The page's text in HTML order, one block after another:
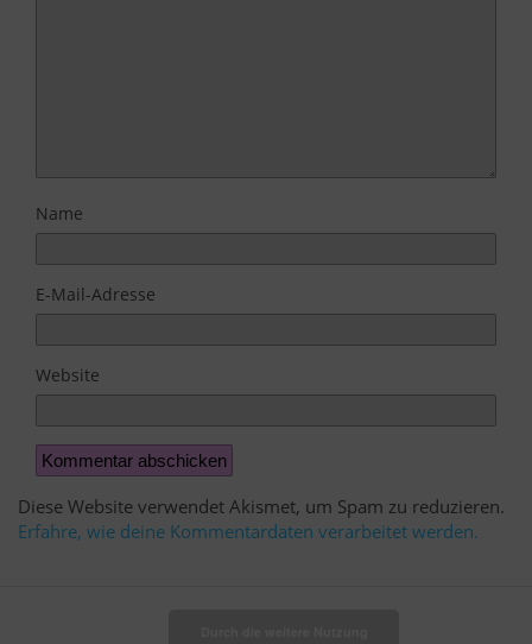
Name
E-Mail-Adresse
Website
Diese Website verwendet Akismet, um Spam zu reduzieren.
Erfahre, wie deine Kommentardaten verarbeitet werden.